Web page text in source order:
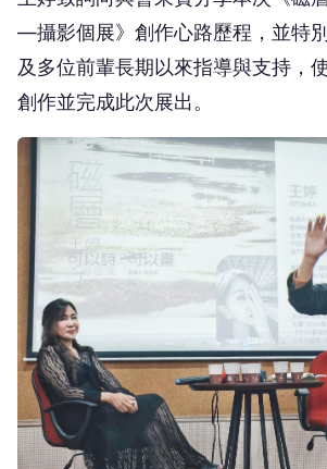
—攝影個展》創作心路歷程，並特
及多位前輩長期以來指導與支持，
創作並完成此次展出。